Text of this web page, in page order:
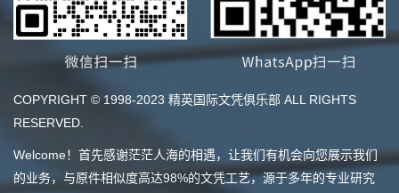
COPYRIGHT © 1998-2023 精英国际文凭俱乐部 ALL RIGHTS
RESERVED.
Welcome！首先感谢茫茫人海的相遇，让我们有机会向您展示我们
的业务，与原件相似度高达98%的文凭工艺，源于多年的专业研究